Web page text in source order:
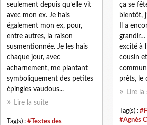
seulement depuis qu’elle vit
avec mon ex. Je hais
également mon ex, pour,
entre autres, la raison
susmentionnée. Je les hais
chaque jour, avec
acharnement, me plantant
symboliquement des petites
épingles vaudous...
Lire la suite
Tag(s) : #Textes des
ça se
bientôt,
Il a
excité à
cousin
prêts, le
Lire la
Tag(s) :
#Agnès